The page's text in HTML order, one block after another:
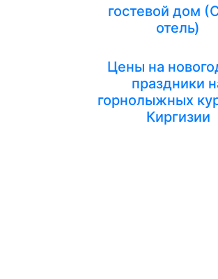
гостевой дом
отель)
Цены на
праздники
горнолыжных
Киргизии